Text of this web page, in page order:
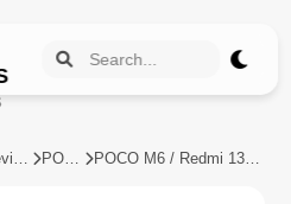
HyperOS Devices POCO POCO M6 / Redmi 13 / Redmi 13X